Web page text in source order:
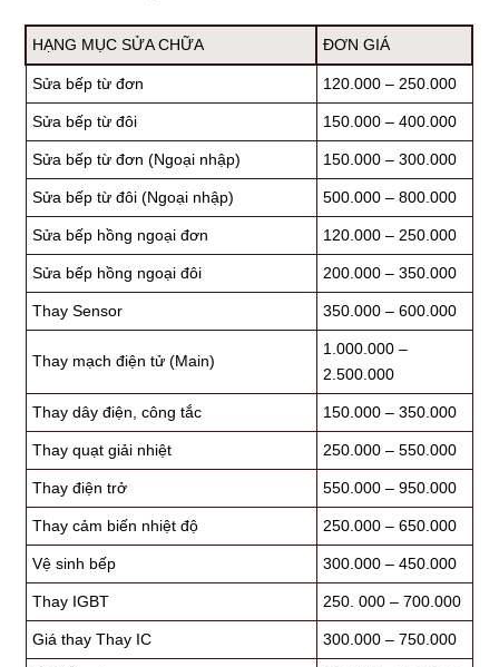
HẠNG MỤC SỬA CHỮA ĐƠN GIÁ
Sửa bếp từ đơn 120.000 – 250.000
Sửa bếp từ đôi 150.000 – 400.000
Sửa bếp từ đơn (Ngoại nhập) 150.000 – 300.000
Sửa bếp từ đôi (Ngoại nhập) 500.000 – 800.000
Sửa bếp hồng ngoại đơn 120.000 – 250.000
Sửa bếp hồng ngoại đôi 200.000 – 350.000
Thay Sensor 350.000 – 600.000
Thay mạch điện tử (Main)
1.000.000 –
2.500.000
Thay dây điện, công tắc 150.000 – 350.000
Thay quạt giải nhiệt 250.000 – 550.000
Thay điện trở 550.000 – 950.000
Thay cảm biến nhiệt độ 250.000 – 650.000
Vệ sinh bếp 300.000 – 450.000
Thay IGBT 250. 000 – 700.000
Giá thay Thay IC 300.000 – 750.000